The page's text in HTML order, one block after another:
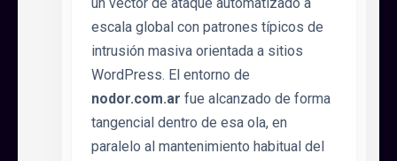
escala global con patrones típicos de
intrusión masiva orientada a sitios
WordPress. El entorno de
nodor.com.ar fue alcanzado de forma
tangencial dentro de esa ola, en
paralelo al mantenimiento habitual del